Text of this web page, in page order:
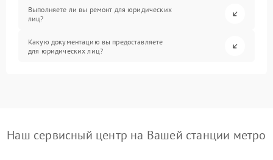
Выполняете ли вы ремонт для юридических
лиц?
Какую документацию вы предоставляете
для юридических лиц?
Наш сервисный центр на Вашей станции метро